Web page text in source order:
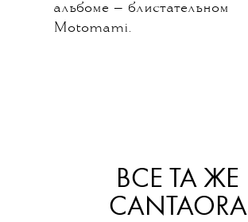
альбоме — блистательном
Motomami.
ВСЕ ТА ЖЕ
CANTAORA